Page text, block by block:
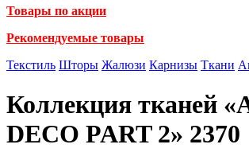
Товары по акции
Рекомендуемые товары
Текстиль Шторы Жалюзи Карнизы Ткани
Коллекция тканей
DECO PART 2» 2370